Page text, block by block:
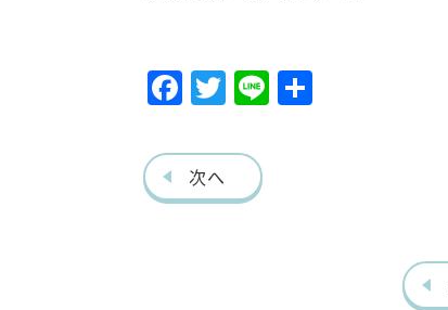
F
eb
o
T
itt
er
Li
次へ